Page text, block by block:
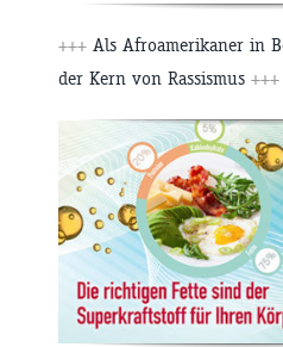
+++ Als Afroamerikaner in
der Kern von Rassismus +++